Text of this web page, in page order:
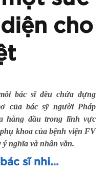
cho
bác sĩ đều chứa đựng
của bác sỹ người Pháp
hàng đầu trong lĩnh vực
khoa của bệnh viện FV
nghĩa và nhân văn.
sĩ nhi…